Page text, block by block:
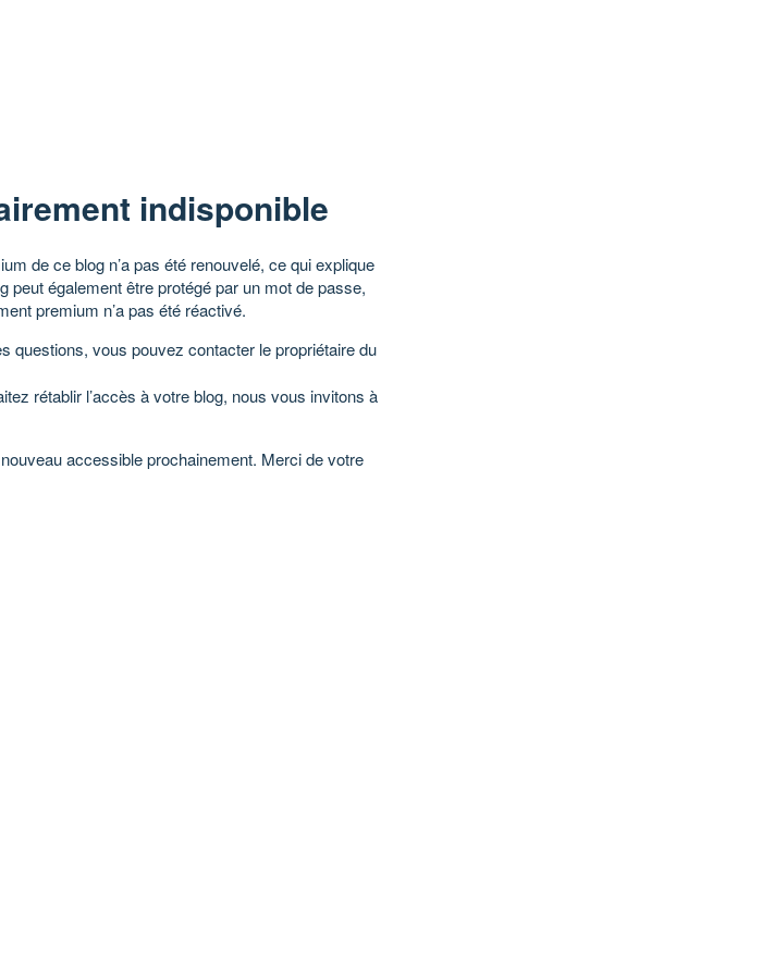
indisponible
de ce blog n’a pas été renouvelé, ce qui explique
peut également être protégé par un mot de passe,
premium n’a pas été réactivé.
questions, vous pouvez contacter le propriétaire du
rétablir l’accès à votre blog, nous vous invitons à
accessible prochainement. Merci de votre